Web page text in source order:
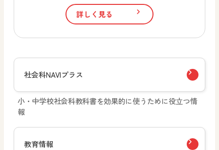
詳しく見る
社会科NAVIプラス
小・中学校社会科教科書を効果的に使うために役立つ情
報
教育情報